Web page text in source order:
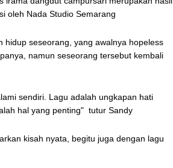
oleh Nada Studio Semarang
hidup seseorang, yang awalnya hopeless
namun seseorang tersebut kembali
sendiri. Lagu adalah ungkapan hati
hal yang penting" tutur Sandy
kisah nyata, begitu juga dengan lagu